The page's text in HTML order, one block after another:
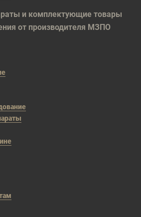
и комплектующие товары
от производителя МЗПО